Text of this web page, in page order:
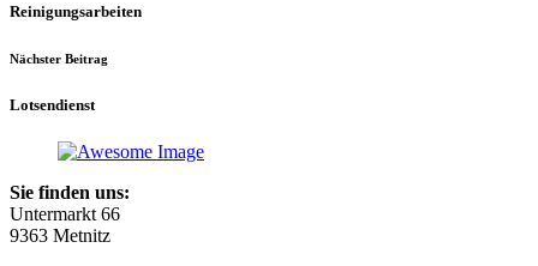
Reinigungsarbeiten
Nächster Beitrag
Lotsendienst
Sie finden uns:
Untermarkt 66
9363 Metnitz